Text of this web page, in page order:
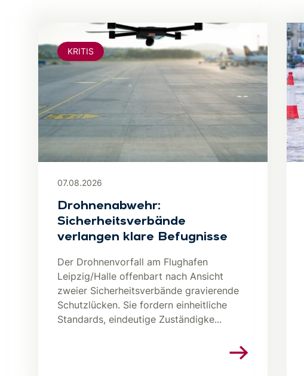
07.08.2026
Drohnenabwehr:
Sicherheitsverbände
verlangen klare Befugnisse
Der Drohnenvorfall am Flughafen
Leipzig/Halle offenbart nach Ansicht
zweier Sicherheitsverbände gravierende
Schutzlücken. Sie fordern einheitliche
Standards, eindeutige Zuständigke...
KRITIS